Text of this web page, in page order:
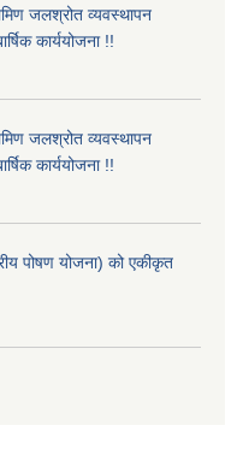
जलश्रोत व्यवस्थापन
कार्ययोजना !!
जलश्रोत व्यवस्थापन
कार्ययोजना !!
पोषण योजना) को एकीकृत